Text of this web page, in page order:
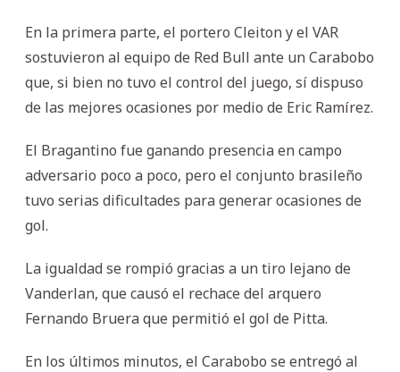
En la primera parte, el portero Cleiton y el VAR
sostuvieron al equipo de Red Bull ante un Carabobo
que, si bien no tuvo el control del juego, sí dispuso
de las mejores ocasiones por medio de Eric Ramírez.
El Bragantino fue ganando presencia en campo
adversario poco a poco, pero el conjunto brasileño
tuvo serias dificultades para generar ocasiones de
gol.
La igualdad se rompió gracias a un tiro lejano de
Vanderlan, que causó el rechace del arquero
Fernando Bruera que permitió el gol de Pitta.
En los últimos minutos, el Carabobo se entregó al